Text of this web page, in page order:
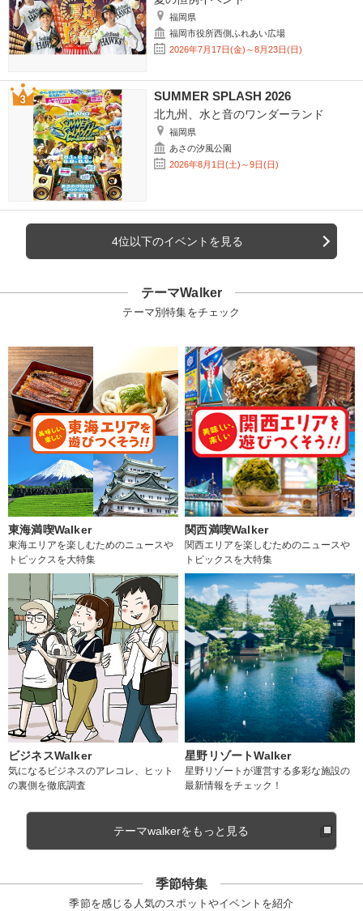
福岡県
福岡市役所西側ふれあい広場
2026年7月17日(金)～8月23日(日)
SUMMER SPLASH 2026
北九州、水と音のワンダーランド
福岡県
あさの汐風公園
2026年8月1日(土)～9日(日)
4位以下のイベントを見る
テーマWalker
テーマ別特集をチェック
東海満喫Walker
東海エリアを楽しむためのニュースや
トピックスを大特集
関西満喫Walker
関西エリアを楽しむためのニュースや
トピックスを大特集
ビジネスWalker
気になるビジネスのアレコレ、ヒット
の裏側を徹底調査
星野リゾートWalker
星野リゾートが運営する多彩な施設の
最新情報をチェック！
テーマwalkerをもっと見る
季節特集
季節を感じる人気のスポットやイベントを紹介